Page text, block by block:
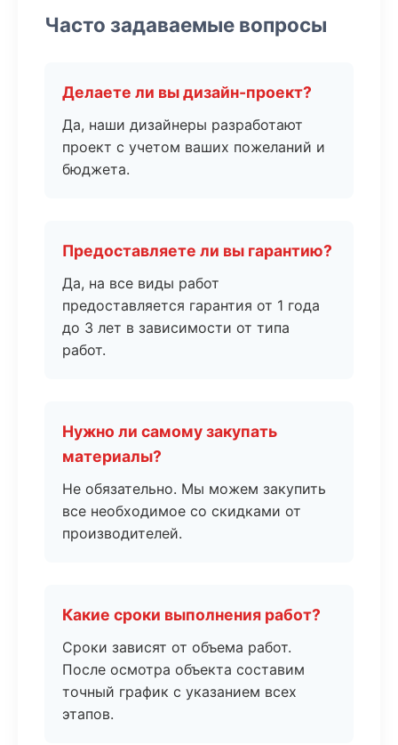
Часто задаваемые вопросы
Делаете ли вы дизайн-проект?
Да, наши дизайнеры разработают
проект с учетом ваших пожеланий и
бюджета.
Предоставляете ли вы гарантию?
Да, на все виды работ
предоставляется гарантия от 1 года
до 3 лет в зависимости от типа
работ.
Нужно ли самому закупать
материалы?
Не обязательно. Мы можем закупить
все необходимое со скидками от
производителей.
Какие сроки выполнения работ?
Сроки зависят от объема работ.
После осмотра объекта составим
точный график с указанием всех
этапов.